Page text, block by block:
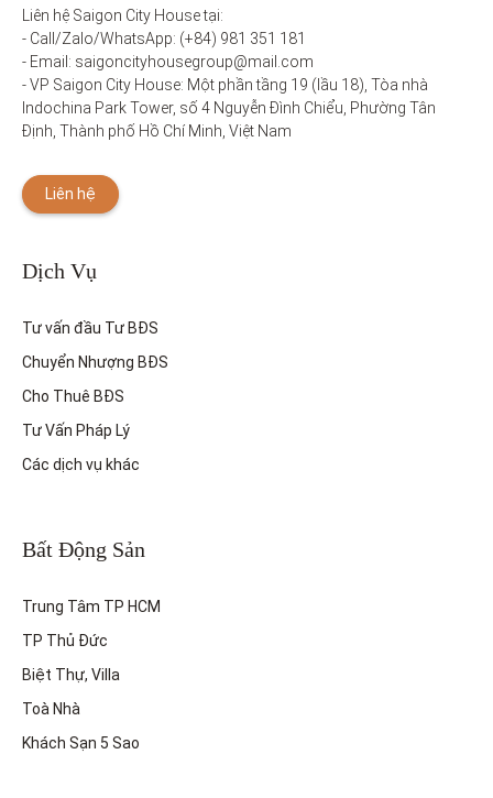
Liên hệ Saigon City House tại:
- Call/Zalo/WhatsApp: (+84) 981 351 181
- Email: saigoncityhousegroup@mail.com
- VP Saigon City House: Một phần tầng 19 (lầu 18), Tòa nhà
Indochina Park Tower, số 4 Nguyễn Đình Chiểu, Phường Tân
Định, Thành phố Hồ Chí Minh, Việt Nam
Liên hệ
Dịch Vụ
Tư vấn đầu Tư BĐS
Chuyển Nhượng BĐS
Cho Thuê BĐS
Tư Vấn Pháp Lý
Các dịch vụ khác
Bất Động Sản
Trung Tâm TP HCM
TP Thủ Đức
Biệt Thự, Villa
Toà Nhà
Khách Sạn 5 Sao